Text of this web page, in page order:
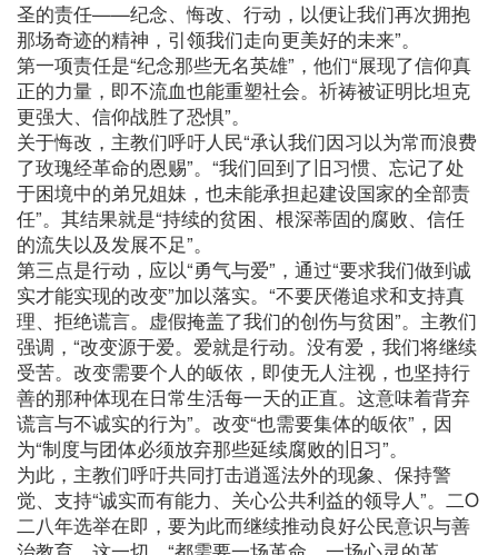
圣的责任——纪念、悔改、行动，以便让我们再次拥抱
那场奇迹的精神，引领我们走向更美好的未来”。
第一项责任是“纪念那些无名英雄”，他们“展现了信仰真
正的力量，即不流血也能重塑社会。祈祷被证明比坦克
更强大、信仰战胜了恐惧”。
关于悔改，主教们呼吁人民“承认我们因习以为常而浪费
了玫瑰经革命的恩赐”。“我们回到了旧习惯、忘记了处
于困境中的弟兄姐妹，也未能承担起建设国家的全部责
任”。其结果就是“持续的贫困、根深蒂固的腐败、信任
的流失以及发展不足”。
第三点是行动，应以“勇气与爱”，通过“要求我们做到诚
实才能实现的改变”加以落实。“不要厌倦追求和支持真
理、拒绝谎言。虚假掩盖了我们的创伤与贫困”。主教们
强调，“改变源于爱。爱就是行动。没有爱，我们将继续
受苦。改变需要个人的皈依，即使无人注视，也坚持行
善的那种体现在日常生活每一天的正直。这意味着背弃
谎言与不诚实的行为”。改变“也需要集体的皈依”，因
为“制度与团体必须放弃那些延续腐败的旧习”。
为此，主教们呼吁共同打击逍遥法外的现象、保持警
觉、支持“诚实而有能力、关心公共利益的领导人”。二O
二八年选举在即，要为此而继续推动良好公民意识与善